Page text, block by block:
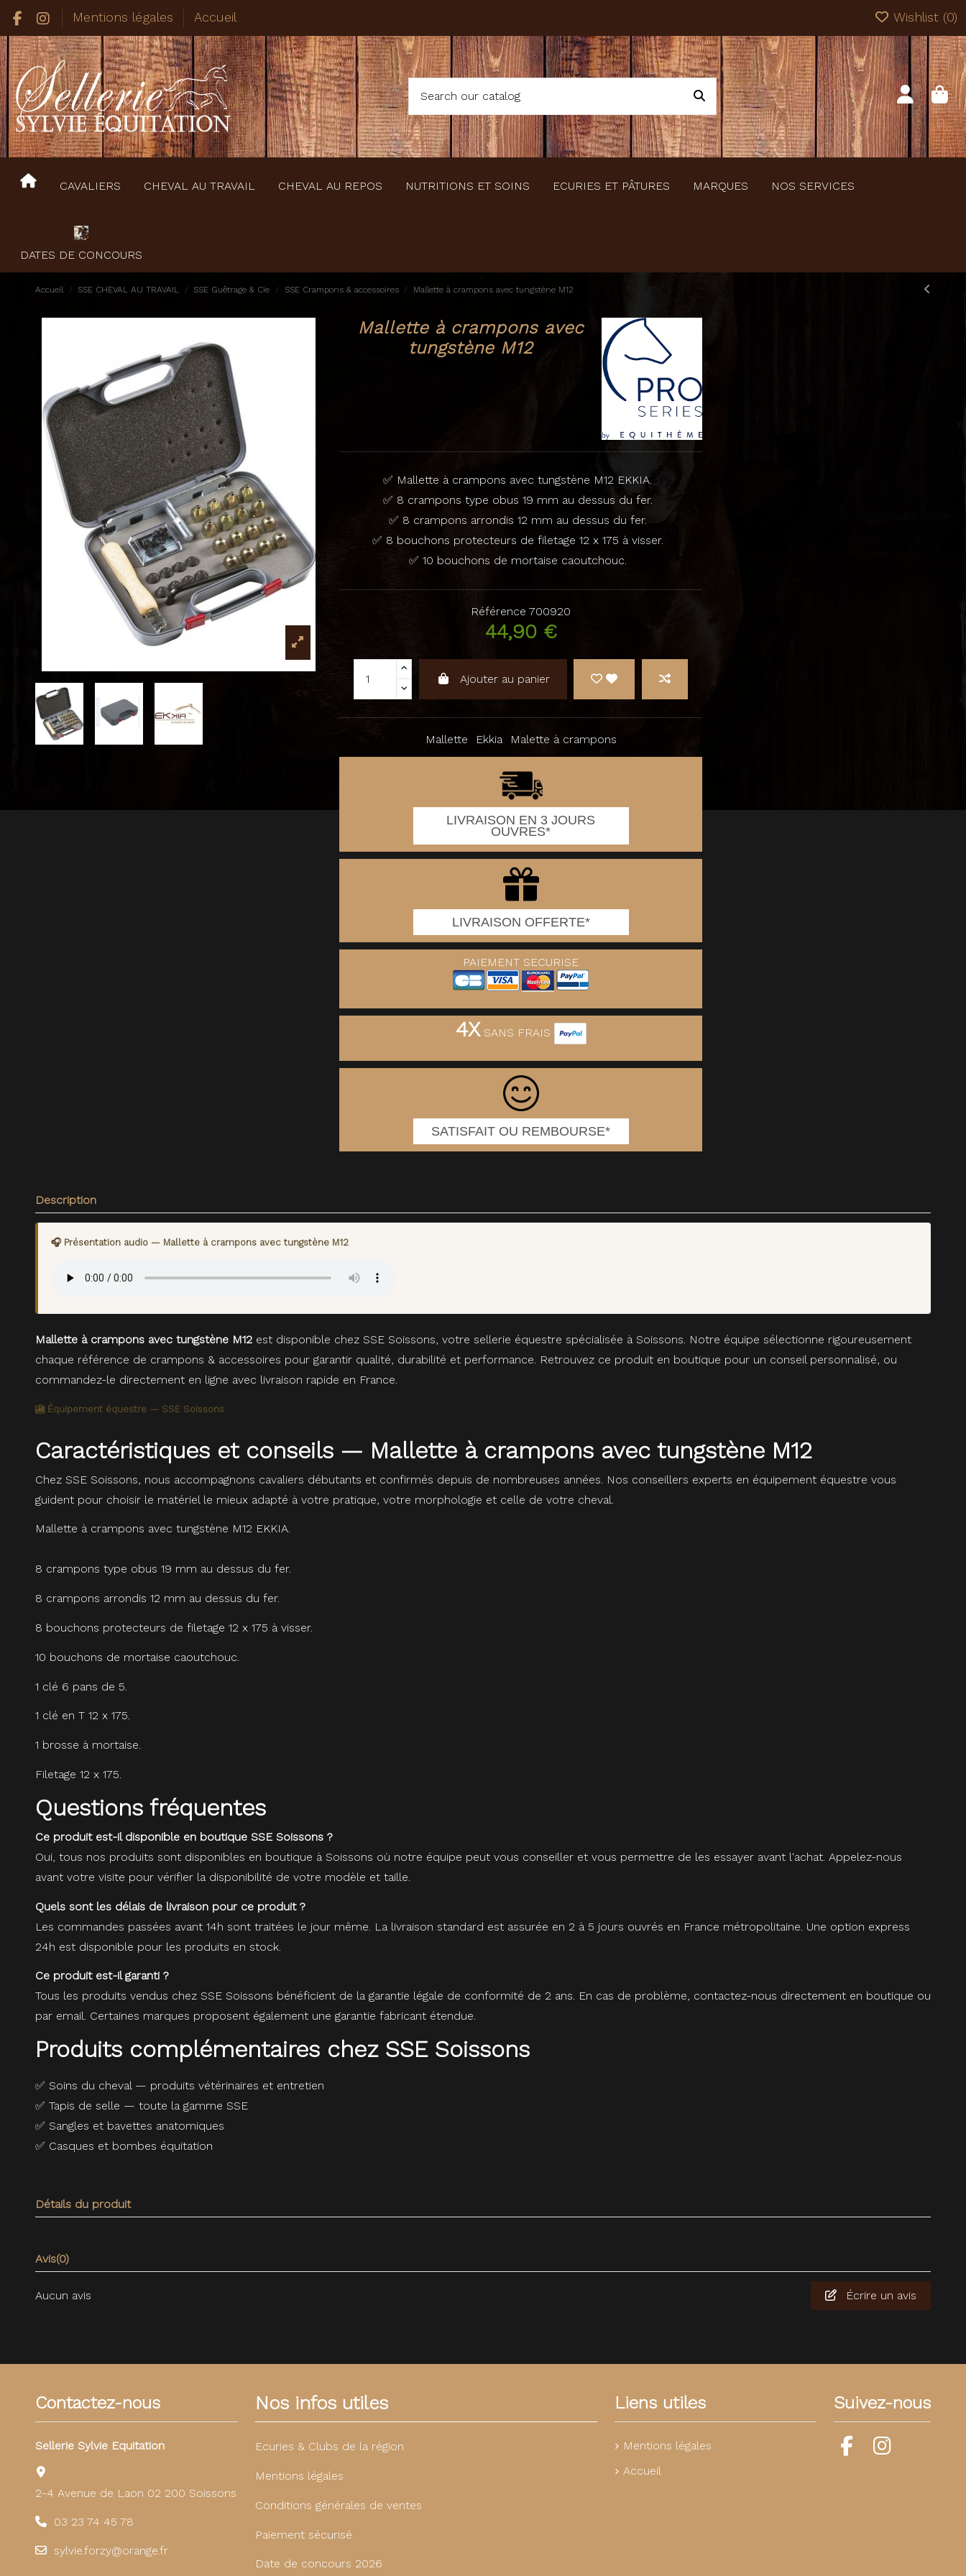
Mentions légales Accueil Wishlist (0)
CAVALIERS CHEVAL AU TRAVAIL CHEVAL AU REPOS NUTRITIONS ET SOINS ECURIES ET PÂTURES MARQUES NOS SERVICES
DATES DE CONCOURS
Accueil SSE CHEVAL AU TRAVAIL SSE Guêtrage & Cie SSE Crampons & accessoires Mallette à crampons avec tungstène M12
Mallette à crampons avec
tungstène M12
✅ Mallette à crampons avec tungstène M12 EKKIA.
✅ 8 crampons type obus 19 mm au dessus du fer.
✅ 8 crampons arrondis 12 mm au dessus du fer.
✅ 8 bouchons protecteurs de filetage 12 x 175 à visser.
✅ 10 bouchons de mortaise caoutchouc.
Référence 700920
44,90 €
Ajouter au panier
Mallette Ekkia Malette à crampons
LIVRAISON EN 3 JOURS
OUVRES*
LIVRAISON OFFERTE*
PAIEMENT SECURISE
4XSANS FRAIS
SATISFAIT OU REMBOURSE*
Description
🎧 Présentation audio — Mallette à crampons avec tungstène M12
Mallette à crampons avec tungstène M12 est disponible chez SSE Soissons, votre sellerie équestre spécialisée à Soissons. Notre équipe sélectionne rigoureusement
chaque référence de crampons & accessoires pour garantir qualité, durabilité et performance. Retrouvez ce produit en boutique pour un conseil personnalisé, ou
commandez-le directement en ligne avec livraison rapide en France.
🎦 Équipement équestre — SSE Soissons
Caractéristiques et conseils — Mallette à crampons avec tungstène M12
Chez SSE Soissons, nous accompagnons cavaliers débutants et confirmés depuis de nombreuses années. Nos conseillers experts en équipement équestre vous
guident pour choisir le matériel le mieux adapté à votre pratique, votre morphologie et celle de votre cheval.
Mallette à crampons avec tungstène M12 EKKIA.
8 crampons type obus 19 mm au dessus du fer.
8 crampons arrondis 12 mm au dessus du fer.
8 bouchons protecteurs de filetage 12 x 175 à visser.
10 bouchons de mortaise caoutchouc.
1 clé 6 pans de 5.
1 clé en T 12 x 175.
1 brosse à mortaise.
Filetage 12 x 175.
Questions fréquentes
Ce produit est-il disponible en boutique SSE Soissons ?
Oui, tous nos produits sont disponibles en boutique à Soissons où notre équipe peut vous conseiller et vous permettre de les essayer avant l'achat. Appelez-nous
avant votre visite pour vérifier la disponibilité de votre modèle et taille.
Quels sont les délais de livraison pour ce produit ?
Les commandes passées avant 14h sont traitées le jour même. La livraison standard est assurée en 2 à 5 jours ouvrés en France métropolitaine. Une option express
24h est disponible pour les produits en stock.
Ce produit est-il garanti ?
Tous les produits vendus chez SSE Soissons bénéficient de la garantie légale de conformité de 2 ans. En cas de problème, contactez-nous directement en boutique ou
par email. Certaines marques proposent également une garantie fabricant étendue.
Produits complémentaires chez SSE Soissons
✅ Soins du cheval — produits vétérinaires et entretien
✅ Tapis de selle — toute la gamme SSE
✅ Sangles et bavettes anatomiques
✅ Casques et bombes équitation
Détails du produit
Avis(0)
Aucun avis Écrire un avis
Contactez-nous
Sellerie Sylvie Equitation
2-4 Avenue de Laon 02 200 Soissons
03 23 74 45 78
sylvie.forzy@orange.fr
Nos infos utiles
Ecuries & Clubs de la région
Mentions légales
Conditions générales de ventes
Paiement sécurisé
Date de concours 2026
Liens utiles
Mentions légales
Accueil
Suivez-nous